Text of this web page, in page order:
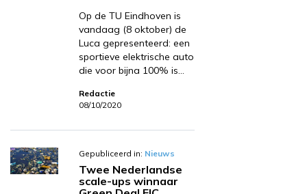
Op de TU Eindhoven is
vandaag (8 oktober) de
Luca gepresenteerd: een
sportieve elektrische auto
die voor bijna 100% is…
Redactie
08/10/2020
Gepubliceerd in: Nieuws
Twee Nederlandse
scale-ups winnaar